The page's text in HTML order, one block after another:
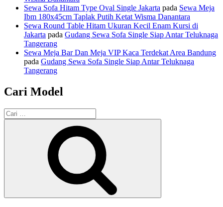
Sewa Sofa Hitam Type Oval Single Jakarta pada Sewa Meja
Ibm 180x45cm Taplak Putih Ketat Wisma Danantara
Sewa Round Table Hitam Ukuran Kecil Enam Kursi di
Jakarta pada Gudang Sewa Sofa Single Siap Antar Teluknaga
Tangerang
Sewa Meja Bar Dan Meja VIP Kaca Terdekat Area Bandung
pada Gudang Sewa Sofa Single Siap Antar Teluknaga
Tangerang
Cari Model
Pencarian
untuk: